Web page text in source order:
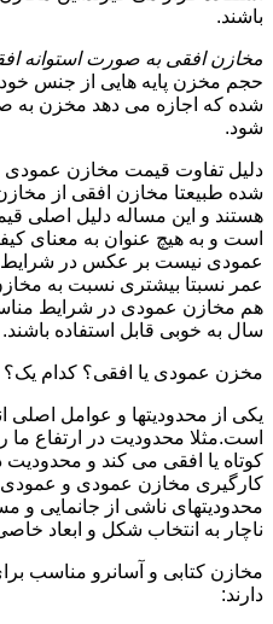
باشند.
مخازن افقی به صورت استوانه
حجم مخزن پایه هایی از جنس
شده که اجازه می دهد مخزن به
شود.
دلیل تفاوت قیمت مخازن عمودی
شده طبیعتا مخازن افقی از
هستند و این مساله دلیل اصلی
است و به هیچ عنوان به معنای
عمودی نیست بر عکس در شرایط
عمر نسبتا بیشتری نسبت به
هم مخازن عمودی در شرایط
سال به خوبی قابل استفاده باشند.
مخزن عمودی یا افقی؟ کدام یک؟
یکی از محدودیتها و عوامل
است.مثلا محدودیت در ارتفاع ما
کوتاه یا افقی می کند و
کارگیری مخازن عمودی و عمودی
محدودیتهای ناشی از جانمایی و
ناچار به انتخاب شکل و ابعاد
مخازن کتابی و آسانرو مناسب
دارند: